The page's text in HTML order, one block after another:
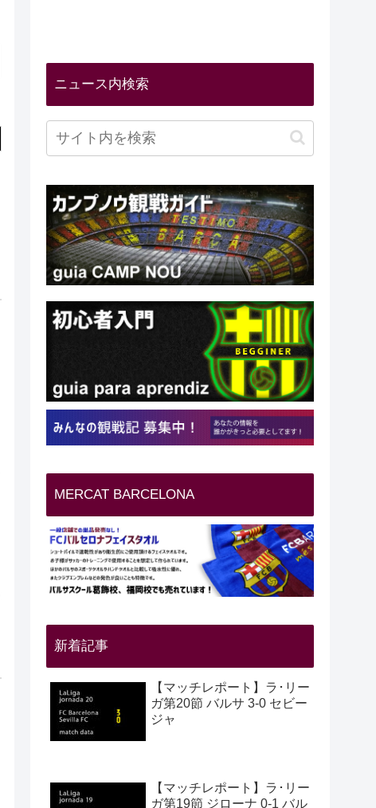
ニュース内検索
MERCAT BARCELONA
新着記事
【マッチレポート】ラ･リー
ガ第20節 バルサ 3-0 セビー
ジャ
【マッチレポート】ラ･リー
ガ第19節 ジローナ 0-1 バル